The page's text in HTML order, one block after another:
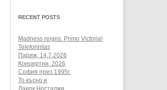
RECENT POSTS
Madness reigns. Primo Victoria!
Telefonistas
Париж, 14.7.2026
Концертни, 2026
София през 1995г.
То късно е
Даирк Носталжи